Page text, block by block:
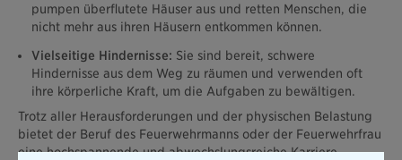
pumpen überflutete Häuser aus und retten Menschen, die
nicht mehr aus ihren Häusern entkommen können.
Vielseitige Hindernisse: Sie sind bereit, schwere
Hindernisse aus dem Weg zu räumen und verwenden oft
ihre körperliche Kraft, um die Aufgaben zu bewältigen.
Trotz aller Herausforderungen und der physischen Belastung
bietet der Beruf des Feuerwehrmanns oder der Feuerwehrfrau
eine hochspannende und abwechslungsreiche Karriere.